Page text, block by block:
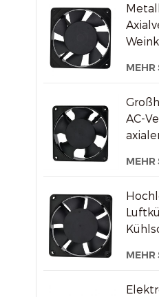
MEHR
AC-
MEHR
x 120
MEHR